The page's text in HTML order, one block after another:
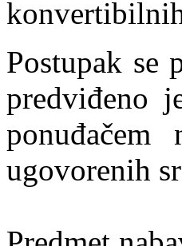
Postupak se
predviđeno
ugovorenih